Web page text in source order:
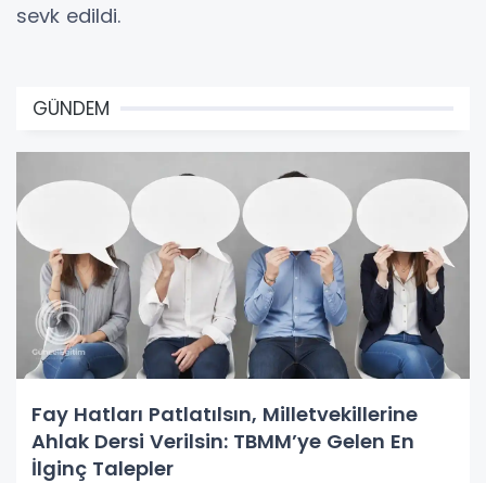
sevk edildi.
GÜNDEM
Fay Hatları Patlatılsın, Milletvekillerine
Ahlak Dersi Verilsin: TBMM’ye Gelen En
İlginç Talepler